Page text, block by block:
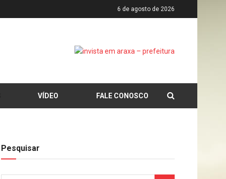
6 de agosto de 2026
VÍDEO FALE CONOSCO
Pesquisar